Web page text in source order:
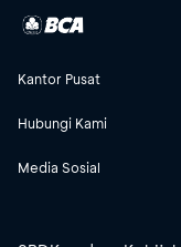
Kantor Pusat
Hubungi Kami
Media Sosial